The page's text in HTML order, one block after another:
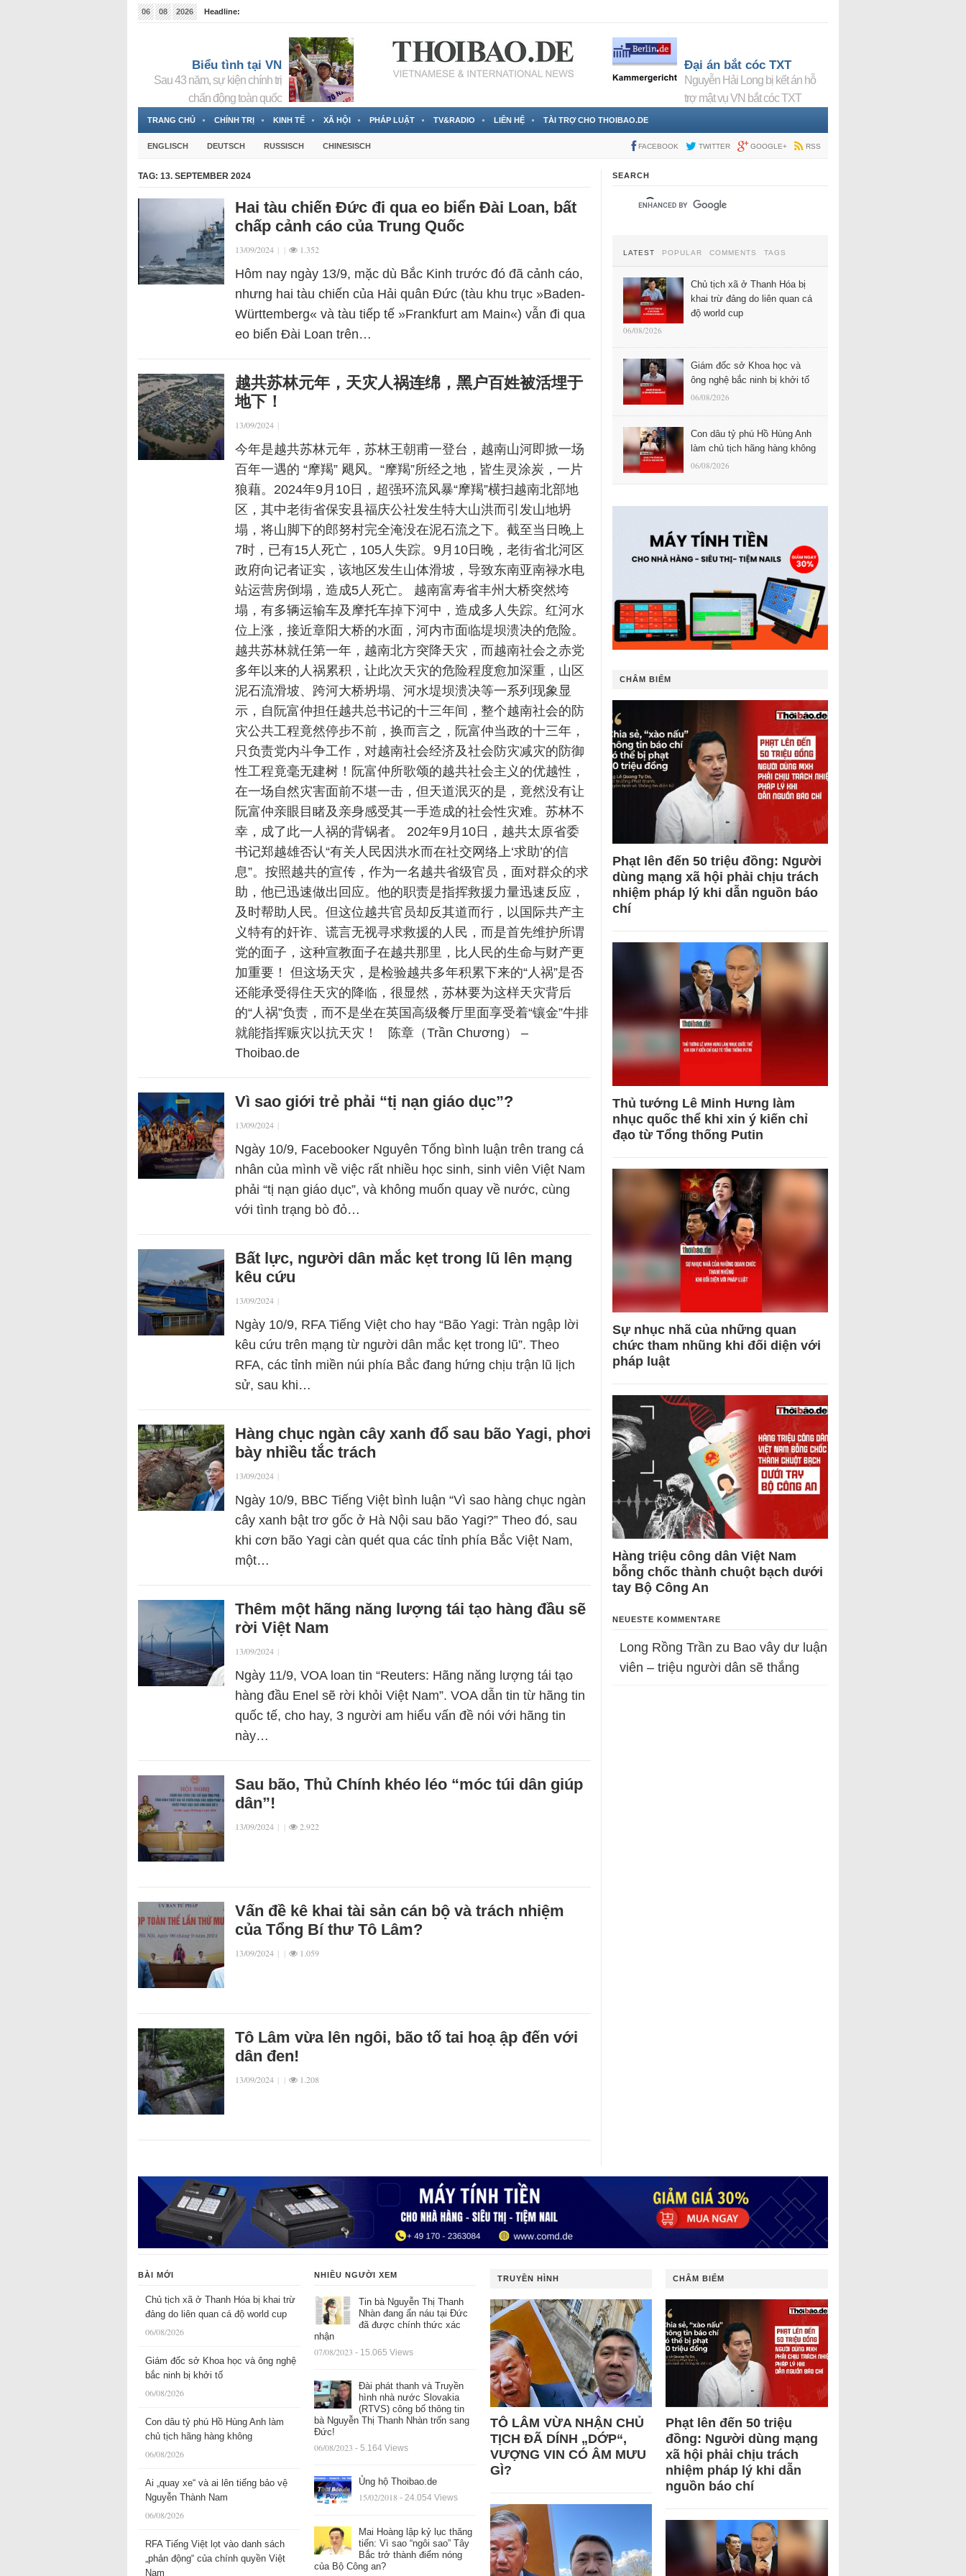
06 08 2026
Headline:
Biểu tình tại VN
Sau 43 năm, sự kiện chính trị
chấn động toàn quốc
Đại án bắt cóc TXT
Nguyễn Hải Long bị kết án hỗ
trợ mật vụ VN bắt cóc TXT
TRANG CHỦ CHÍNH TRỊ KINH TẾ XÃ HỘI PHÁP LUẬT TV&RADIO LIÊN HỆ TÀI TRỢ CHO THOIBAO.DE
ENGLISCH DEUTSCH RUSSISCH CHINESISCH FACEBOOK TWITTER GOOGLE+ RSS
TAG: 13. SEPTEMBER 2024
Hai tàu chiến Đức đi qua eo biển Đài Loan, bất
chấp cảnh cáo của Trung Quốc
13/09/2024 | | 1.352
Hôm nay ngày 13/9, mặc dù Bắc Kinh trước đó đã cảnh cáo,
nhưng hai tàu chiến của Hải quân Đức (tàu khu trục »Baden-
Württemberg« và tàu tiếp tế »Frankfurt am Main«) vẫn đi qua
eo biển Đài Loan trên…
越共苏林元年，天灾人祸连绵，黑户百姓被活埋于
地下！
13/09/2024 |
今年是越共苏林元年，苏林王朝甫一登台，越南山河即掀一场
百年一遇的 “摩羯” 飓风。“摩羯”所经之地，皆生灵涂炭，一片
狼藉。2024年9月10日，超强环流风暴“摩羯”横扫越南北部地
区，其中老街省保安县福庆公社发生特大山洪而引发山地坍
塌，将山脚下的郎努村完全淹没在泥石流之下。截至当日晚上
7时，已有15人死亡，105人失踪。9月10日晚，老街省北河区
政府向记者证实，该地区发生山体滑坡，导致东南亚南禄水电
站运营房倒塌，造成5人死亡。 越南富寿省丰州大桥突然垮
塌，有多辆运输车及摩托车掉下河中，造成多人失踪。红河水
位上涨，接近章阳大桥的水面，河内市面临堤坝溃决的危险。
越共苏林就任第一年，越南北方突降天灾，而越南社会之赤党
多年以来的人祸累积，让此次天灾的危险程度愈加深重，山区
泥石流滑坡、跨河大桥坍塌、河水堤坝溃决等一系列现象显
示，自阮富仲担任越共总书记的十三年间，整个越南社会的防
灾公共工程竟然停步不前，换而言之，阮富仲当政的十三年，
只负责党内斗争工作，对越南社会经济及社会防灾减灾的防御
性工程竟毫无建树！阮富仲所歌颂的越共社会主义的优越性，
在一场自然灾害面前不堪一击，但天道泯灭的是，竟然没有让
阮富仲亲眼目睹及亲身感受其一手造成的社会性灾难。苏林不
幸，成了此一人祸的背锅者。 202年9月10日，越共太原省委
书记郑越雄否认“有关人民因洪水而在社交网络上‘求助’的信
息”。按照越共的宣传，作为一名越共省级官员，面对群众的求
助，他已迅速做出回应。他的职责是指挥救援力量迅速反应，
及时帮助人民。但这位越共官员却反其道而行，以国际共产主
义特有的奸诈、谎言无视寻求救援的人民，而是首先维护所谓
党的面子，这种宣教面子在越共那里，比人民的生命与财产更
加重要！ 但这场天灾，是检验越共多年积累下来的“人祸”是否
还能承受得住天灾的降临，很显然，苏林要为这样天灾背后
的“人祸”负责，而不是坐在英国高级餐厅里面享受着“镶金”牛排
就能指挥赈灾以抗天灾！ 陈章（Trần Chương） –
Thoibao.de
Vì sao giới trẻ phải “tị nạn giáo dục”?
13/09/2024 |
Ngày 10/9, Facebooker Nguyên Tống bình luận trên trang cá
nhân của mình về việc rất nhiều học sinh, sinh viên Việt Nam
phải “tị nạn giáo dục”, và không muốn quay về nước, cùng
với tình trạng bò đỏ…
Bất lực, người dân mắc kẹt trong lũ lên mạng
kêu cứu
13/09/2024 |
Ngày 10/9, RFA Tiếng Việt cho hay “Bão Yagi: Tràn ngập lời
kêu cứu trên mạng từ người dân mắc kẹt trong lũ”. Theo
RFA, các tỉnh miền núi phía Bắc đang hứng chịu trận lũ lịch
sử, sau khi…
Hàng chục ngàn cây xanh đổ sau bão Yagi, phơi
bày nhiều tắc trách
13/09/2024 |
Ngày 10/9, BBC Tiếng Việt bình luận “Vì sao hàng chục ngàn
cây xanh bật trơ gốc ở Hà Nội sau bão Yagi?” Theo đó, sau
khi cơn bão Yagi càn quét qua các tỉnh phía Bắc Việt Nam,
một…
Thêm một hãng năng lượng tái tạo hàng đầu sẽ
rời Việt Nam
13/09/2024 |
Ngày 11/9, VOA loan tin “Reuters: Hãng năng lượng tái tạo
hàng đầu Enel sẽ rời khỏi Việt Nam”. VOA dẫn tin từ hãng tin
quốc tế, cho hay, 3 người am hiểu vấn đề nói với hãng tin
này…
Sau bão, Thủ Chính khéo léo “móc túi dân giúp
dân”!
13/09/2024 | | 2.922
Vấn đề kê khai tài sản cán bộ và trách nhiệm
của Tổng Bí thư Tô Lâm?
13/09/2024 | | 1.059
Tô Lâm vừa lên ngôi, bão tố tai hoạ ập đến với
dân đen!
13/09/2024 | | 1.208
SEARCH
LATEST POPULAR COMMENTS TAGS
Chủ tịch xã ở Thanh Hóa bị
khai trừ đảng do liên quan cá
độ world cup
06/08/2026
Giám đốc sở Khoa học và
ông nghệ bắc ninh bị khởi tố
06/08/2026
Con dâu tỷ phú Hồ Hùng Anh
làm chủ tịch hãng hàng không
06/08/2026
CHÂM BIẾM
Phạt lên đến 50 triệu đồng: Người
dùng mạng xã hội phải chịu trách
nhiệm pháp lý khi dẫn nguồn báo
chí
Thủ tướng Lê Minh Hưng làm
nhục quốc thể khi xin ý kiến chỉ
đạo từ Tổng thống Putin
Sự nhục nhã của những quan
chức tham nhũng khi đối diện với
pháp luật
Hàng triệu công dân Việt Nam
bỗng chốc thành chuột bạch dưới
tay Bộ Công An
NEUESTE KOMMENTARE
Long Rồng Trần zu Bao vây dư luận
viên – triệu người dân sẽ thắng
BÀI MỚI
Chủ tịch xã ở Thanh Hóa bị khai trừ
đảng do liên quan cá độ world cup
06/08/2026
Giám đốc sở Khoa học và ông nghệ
bắc ninh bị khởi tố
06/08/2026
Con dâu tỷ phú Hồ Hùng Anh làm
chủ tịch hãng hàng không
06/08/2026
Ai „quay xe“ và ai lên tiếng bảo vệ
Nguyễn Thành Nam
06/08/2026
RFA Tiếng Việt lọt vào danh sách
„phản động“ của chính quyền Việt
Nam
NHIỀU NGƯỜI XEM
Tin bà Nguyễn Thị Thanh
Nhàn đang ẩn náu tại Đức
đã được chính thức xác
nhận
07/08/2023 - 15.065 Views
Đài phát thanh và Truyền
hình nhà nước Slovakia
(RTVS) công bố thông tin
bà Nguyễn Thị Thanh Nhàn trốn sang
Đức!
06/08/2023 - 5.164 Views
Ủng hộ Thoibao.de
15/02/2018 - 24.054 Views
Mai Hoàng lập kỷ lục thăng
tiến: Vì sao “ngôi sao” Tây
Bắc trở thành điểm nóng
của Bộ Công an?
TRUYỀN HÌNH
TÔ LÂM VỪA NHẬN CHỦ
TỊCH ĐÃ DÍNH „DỚP“,
VƯỢNG VIN CÓ ÂM MƯU
GÌ?
CHÂM BIẾM
Phạt lên đến 50 triệu
đồng: Người dùng mạng
xã hội phải chịu trách
nhiệm pháp lý khi dẫn
nguồn báo chí